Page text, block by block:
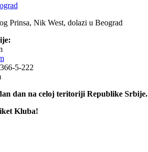
Prinsa, Nik West, dolazi u Beograd
5-222
dan na celoj teritoriji Republike Srbije.
Kluba!